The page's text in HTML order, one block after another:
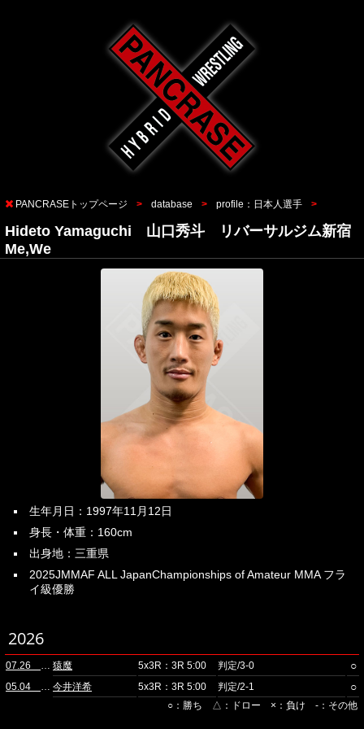
PANCRASEトップページ database profile：日本人選手
Hideto Yamaguchi 山口秀斗 リバーサルジム新宿
Me,We
生年月日：1997年11月12日
身長・体重：160cm
出身地：三重県
2025JMMAF ALL JapanChampionships of Amateur MMA フラ
イ級優勝
2026
07.26 ニューピアホール(昼) 猿魔 5x3R：3R 5:00 判定/3-0 ○
05.04 品川 今井洋希 5x3R：3R 5:00 判定/2-1 ○
○：勝ち △：ドロー ×：負け -：その他